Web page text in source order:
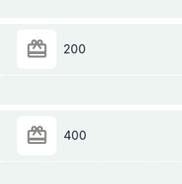
200
400